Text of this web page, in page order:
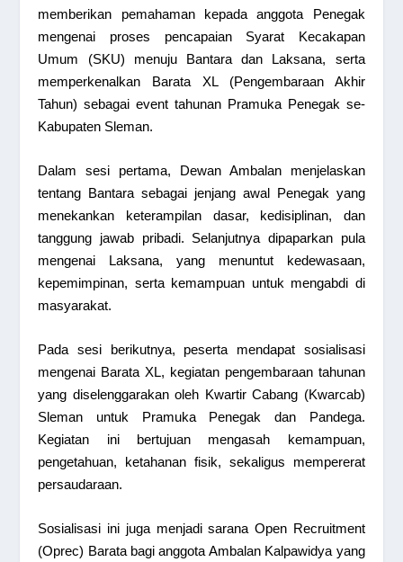
memberikan pemahaman kepada anggota Penegak
mengenai proses pencapaian Syarat Kecakapan
Umum (SKU) menuju Bantara dan Laksana, serta
memperkenalkan Barata XL (Pengembaraan Akhir
Tahun) sebagai event tahunan Pramuka Penegak se-
Kabupaten Sleman.
Dalam sesi pertama, Dewan Ambalan menjelaskan
tentang Bantara sebagai jenjang awal Penegak yang
menekankan keterampilan dasar, kedisiplinan, dan
tanggung jawab pribadi. Selanjutnya dipaparkan pula
mengenai Laksana, yang menuntut kedewasaan,
kepemimpinan, serta kemampuan untuk mengabdi di
masyarakat.
Pada sesi berikutnya, peserta mendapat sosialisasi
mengenai Barata XL, kegiatan pengembaraan tahunan
yang diselenggarakan oleh Kwartir Cabang (Kwarcab)
Sleman untuk Pramuka Penegak dan Pandega.
Kegiatan ini bertujuan mengasah kemampuan,
pengetahuan, ketahanan fisik, sekaligus mempererat
persaudaraan.
Sosialisasi ini juga menjadi sarana Open Recruitment
(Oprec) Barata bagi anggota Ambalan Kalpawidya yang